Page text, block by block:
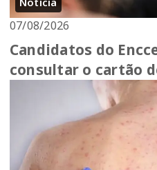
07/08/2026
Candidatos do
consultar o cartão